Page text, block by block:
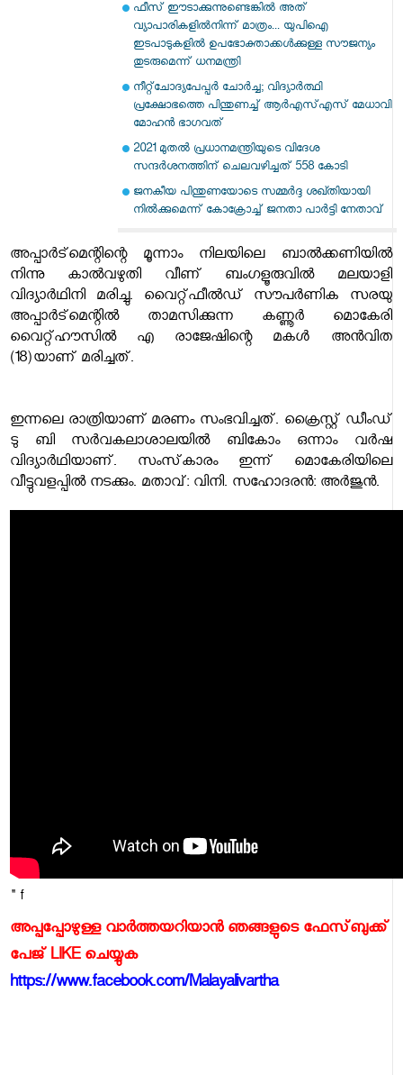
ഫീസ് ഈടാക്കുന്നുണ്ടെങ്കിൽ അത്
വ്യാപാരികളിൽനിന്ന് മാത്രം... യുപിഐ
ഇടപാടുകളിൽ ഉപഭോക്താക്കൾക്കുള്ള സൗജന്യം
തുടരുമെന്ന് ധനമന്ത്രി
നീറ്റ്‌ചോദ്യപേപ്പര്‍ ചോര്‍ച്ച; വിദ്യാര്‍ത്ഥി
പ്രക്ഷോഭത്തെ പിന്തുണച്ച് ആര്‍എസ്എസ് മേധാവി
മോഹന്‍ ഭാഗവത്
2021 മുതല്‍ പ്രധാനമന്ത്രിയുടെ വിദേശ
സന്ദര്‍ശനത്തിന് ചെലവഴിച്ചത് 558 കോടി
ജനകീയ പിന്തുണയോടെ സമ്മര്‍ദ്ദ ശഖ്തിയായി
നില്‍ക്കുമെന്ന് കോക്രോച്ച് ജനതാ പാര്‍ട്ടി നേതാവ്
അപ്പാര്‍ട്‌മെന്റിന്റെ മൂന്നാം നിലയിലെ ബാല്‍ക്കണിയില്‍
നിന്നു കാല്‍വഴുതി വീണ് ബംഗളൂരുവില്‍ മലയാളി
വിദ്യാര്‍ഥിനി മരിച്ചു. വൈറ്റ്ഫീല്‍ഡ് സൗപര്‍ണിക സരയു
അപ്പാര്‍ട്‌മെന്റില്‍ താമസിക്കുന്ന കണ്ണൂര്‍ മൊകേരി
വൈറ്റ്ഹൗസില്‍ എ രാജേഷിന്റെ മകള്‍ അന്‍വിത
(18)യാണ് മരിച്ചത്.
ഇന്നലെ രാത്രിയാണ് മരണം സംഭവിച്ചത്. ക്രൈസ്റ്റ് ഡീംഡ്
ടു ബി സര്‍വകലാശാലയില്‍ ബികോം ഒന്നാം വര്‍ഷ
വിദ്യാര്‍ഥിയാണ്. സംസ്‌കാരം ഇന്ന് മൊകേരിയിലെ
വീട്ടുവളപ്പില്‍ നടക്കും. മതാവ്: വിനി. സഹോദരന്‍: അര്‍ജുന്‍.
" f
അപ്പപ്പോഴുള്ള വാര്‍ത്തയറിയാന്‍ ഞങ്ങളുടെ ഫേസ്‌ബുക്ക്‌
പേജ് LIKE ചെയ്യുക
https://www.facebook.com/Malayalivartha